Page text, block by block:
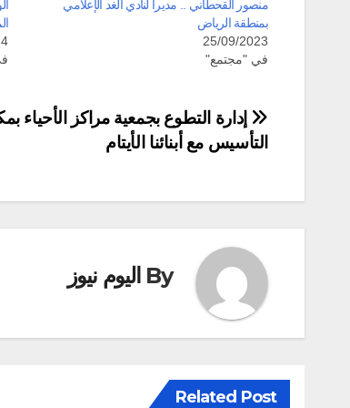
منصور القحطاني .. مديرا لنادي الغد الإعلامي
بمنطقة الرياض
25/09/2023
في "مجتمع"
تصفّح
المقالات
إدارة التطوع بجمعية مراكز الأحياء
التأسيس مع أبنائنا الأيتام
By اليوم نيوز
Related Post